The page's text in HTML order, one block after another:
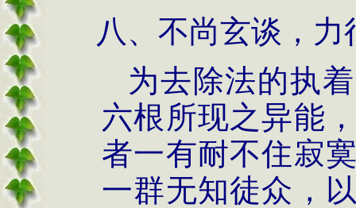
八、不尚玄谈，力
为去除法的执
六根所现之异能
者一有耐不住寂
一群无知徒众，